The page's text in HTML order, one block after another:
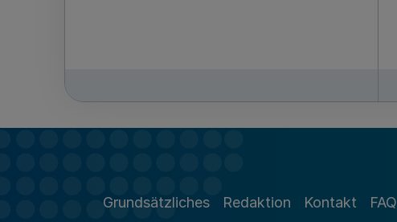
Grundsätzliches Redaktion Kontakt FAQ